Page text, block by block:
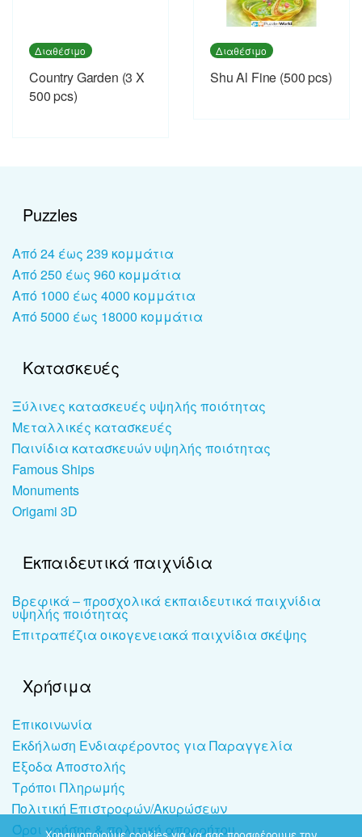
Διαθέσιμο
Country Garden (3 X
500 pcs)
Διαθέσιμο
Shu Al Fine (500 pcs)
Puzzles
Από 24 έως 239 κομμάτια
Από 250 έως 960 κομμάτια
Από 1000 έως 4000 κομμάτια
Από 5000 έως 18000 κομμάτια
Κατασκευές
Ξύλινες κατασκευές υψηλής ποιότητας
Μεταλλικές κατασκευές
Παινίδια κατασκευών υψηλής ποιότητας
Famous Ships
Monuments
Origami 3D
Εκπαιδευτικά παιχνίδια
Βρεφικά – προσχολικά εκπαιδευτικά παιχνίδια
υψηλής ποιότητας
Επιτραπέζια οικογενειακά παιχνίδια σκέψης
Χρήσιμα
Επικοινωνία
Εκδήλωση Ενδιαφέροντος για Παραγγελία
Έξοδα Αποστολής
Τρόποι Πληρωμής
Πολιτική Επιστροφών/Ακυρώσεων
Όροι χρήσης & πολιτική απορρήτου